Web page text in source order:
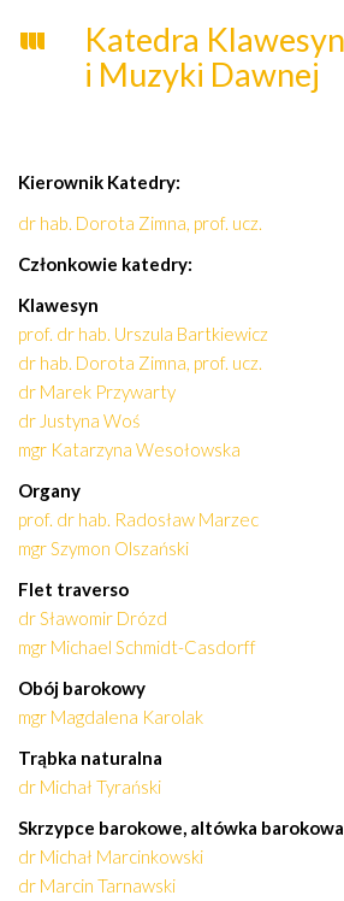
Katedra
i Muzyki Dawnej
Kierownik Katedry:
dr hab. Dorota Zimna, prof. ucz.
Członkowie katedry:
Klawesyn
prof. dr hab. Urszula Bartkiewicz
dr hab. Dorota Zimna, prof. ucz.
dr Marek Przywarty
dr Justyna Woś
mgr Katarzyna Wesołowska
Organy
prof. dr hab. Radosław Marzec
mgr Szymon Olszański
Flet traverso
dr Sławomir Drózd
mgr Michael Schmidt-Casdorff
Obój barokowy
mgr Magdalena Karolak
Trąbka naturalna
dr Michał Tyrański
Skrzypce barokowe, altówka barokowa
dr Michał Marcinkowski
dr Marcin Tarnawski